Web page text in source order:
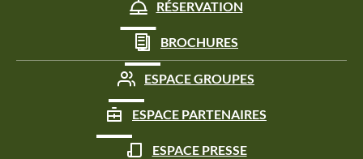
RÉSERVATION
BROCHURES
ESPACE GROUPES
ESPACE PARTENAIRES
ESPACE PRESSE